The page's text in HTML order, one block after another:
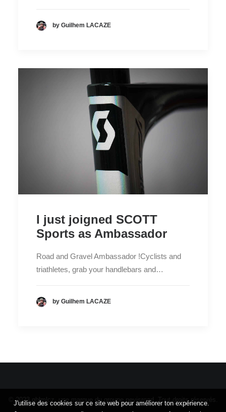
by Guilhem LACAZE
I just joigned SCOTT
Sports as Ambassador
Road and Gravel Ambassador !Cyclists and
triathletes, grab your handlebars and…
by Guilhem LACAZE
© 2023 ghlmlcz. une marque du groupe nevisroad. Tout droits réservés.
J'utilise des cookies sur ce site web pour améliorer ton expérience.